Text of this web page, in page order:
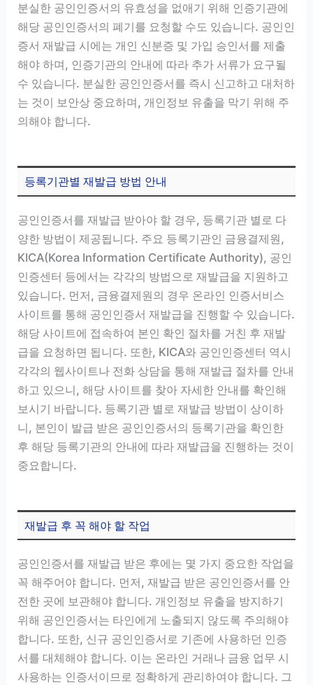
분실한 공인인증서의 유효성을 없애기 위해 인증기관에
해당 공인인증서의 폐기를 요청할 수도 있습니다. 공인인
증서 재발급 시에는 개인 신분증 및 가입 승인서를 제출
해야 하며, 인증기관의 안내에 따라 추가 서류가 요구될
수 있습니다. 분실한 공인인증서를 즉시 신고하고 대처하
는 것이 보안상 중요하며, 개인정보 유출을 막기 위해 주
의해야 합니다.
등록기관별 재발급 방법 안내
공인인증서를 재발급 받아야 할 경우, 등록기관 별로 다
양한 방법이 제공됩니다. 주요 등록기관인 금융결제원,
KICA(Korea Information Certificate Authority), 공인
인증센터 등에서는 각각의 방법으로 재발급을 지원하고
있습니다. 먼저, 금융결제원의 경우 온라인 인증서비스
사이트를 통해 공인인증서 재발급을 진행할 수 있습니다.
해당 사이트에 접속하여 본인 확인 절차를 거친 후 재발
급을 요청하면 됩니다. 또한, KICA와 공인인증센터 역시
각각의 웹사이트나 전화 상담을 통해 재발급 절차를 안내
하고 있으니, 해당 사이트를 찾아 자세한 안내를 확인해
보시기 바랍니다. 등록기관 별로 재발급 방법이 상이하
니, 본인이 발급 받은 공인인증서의 등록기관을 확인한
후 해당 등록기관의 안내에 따라 재발급을 진행하는 것이
중요합니다.
재발급 후 꼭 해야 할 작업
공인인증서를 재발급 받은 후에는 몇 가지 중요한 작업을
꼭 해주어야 합니다. 먼저, 재발급 받은 공인인증서를 안
전한 곳에 보관해야 합니다. 개인정보 유출을 방지하기
위해 공인인증서는 타인에게 노출되지 않도록 주의해야
합니다. 또한, 신규 공인인증서로 기존에 사용하던 인증
서를 대체해야 합니다. 이는 온라인 거래나 금융 업무 시
사용하는 인증서이므로 정확하게 관리하여야 합니다. 그